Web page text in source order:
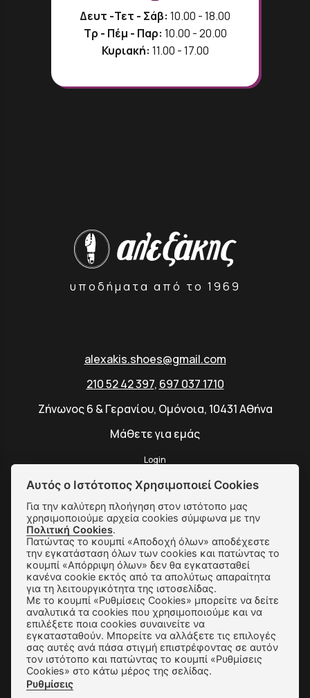
Δευτ -Τετ - Σάβ: 10.00 - 18.00
Τρ - Πέμ - Παρ: 10.00 - 20.00
Κυριακή: 11.00 - 17.00
υποδήματα από το 1969
alexakis.shoes@gmail.com
210 52 42 397, 697 037 1710
Ζήνωνος 6 & Γερανίου, Ομόνοια, 10431 Αθήνα
Μάθετε για εμάς
Login
SUBSCRIBE
Αποστολές & Αλλαγές
Τρόποι Παραγγελίας & Πληρωμής
Όροι Χρήσης & Ασφάλεια
Πολιτική Απορρήτου
Ρυθμίσεις Cookies
Αυτός ο Ιστότοπος Χρησιμοποιεί Cookies
Για την καλύτερη πλοήγηση στον ιστότοπο μας
χρησιμοποιούμε αρχεία cookies σύμφωνα με την
Πολιτική Cookies.
Πατώντας το κουμπί «Αποδοχή όλων» αποδέχεστε
την εγκατάσταση όλων των cookies και πατώντας το
κουμπί «Απόρριψη όλων» δεν θα εγκατασταθεί
κανένα cookie εκτός από τα απολύτως απαραίτητα
για τη λειτουργικότητα της ιστοσελίδας.
Με το κουμπί «Ρυθμίσεις Cookies» μπορείτε να δείτε
αναλυτικά τα cookies που χρησιμοποιούμε και να
επιλέξετε ποια cookies συναινείτε να
εγκατασταθούν. Μπορείτε να αλλάξετε τις επιλογές
σας αυτές ανά πάσα στιγμή επιστρέφοντας σε αυτόν
τον ιστότοπο και πατώντας το κουμπί «Ρυθμίσεις
Cookies» στο κάτω μέρος της σελίδας.
Ρυθμίσεις